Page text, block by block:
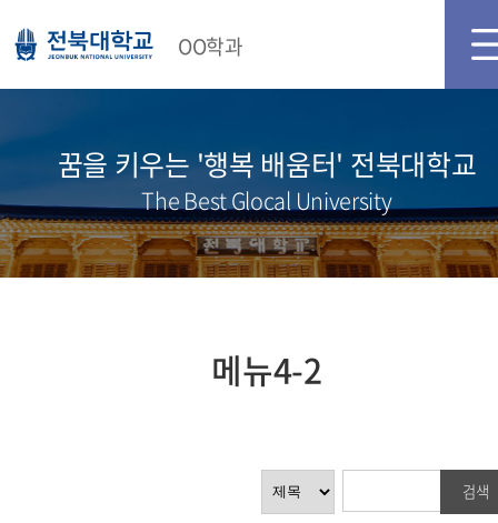
OO학과
꿈을 키우는 '행복 배움터' 전북대학교
The Best Glocal University
메뉴4-2